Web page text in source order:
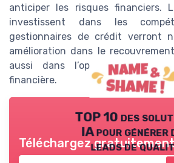
anticiper les risques financiers.
investissent dans les
gestionnaires de crédit verront
amélioration dans le
aussi dans l’optimisation
financière.
TOP 10 des
IA pour générer
leads de
Téléchargez